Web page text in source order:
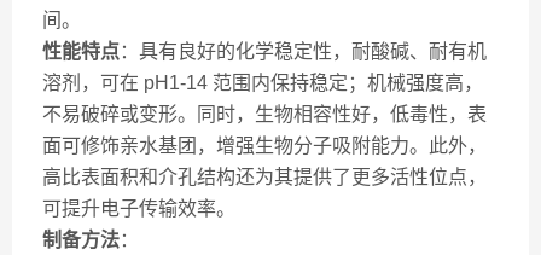
间。
性能特点：具有良好的化学稳定性，耐酸碱、耐有机
溶剂，可在 pH1-14 范围内保持稳定；机械强度高，
不易破碎或变形。同时，生物相容性好，低毒性，表
面可修饰亲水基团，增强生物分子吸附能力。此外，
高比表面积和介孔结构还为其提供了更多活性位点，
可提升电子传输效率。
制备方法：